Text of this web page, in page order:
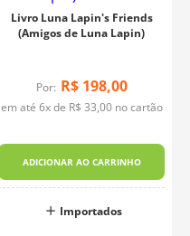
Livro Luna Lapin's Friends
(Amigos de Luna Lapin)
Por: R$ 198,00
em até 6x de R$ 33,00no cartão
ADICIONAR AO CARRINHO
Importados